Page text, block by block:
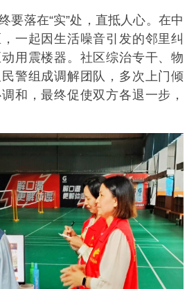
要落在“实”处，直抵人心。在中
一起因生活噪音引发的邻里纠
用震楼器。社区综治专干、物
警组成调解团队，多次上门倾
和，最终促使双方各退一步，